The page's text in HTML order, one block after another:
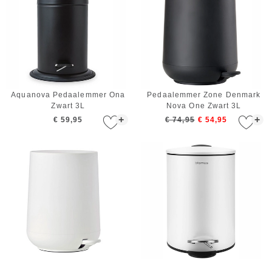
+
Aquanova Pedaalemmer Ona
Zwart 3L
€ 59,95
+
Pedaalemmer Zone Denmark
Nova One Zwart 3L
€ 74,95 € 54,95